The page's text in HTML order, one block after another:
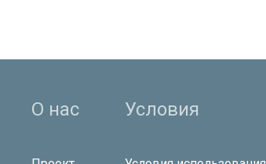
О нас Условия